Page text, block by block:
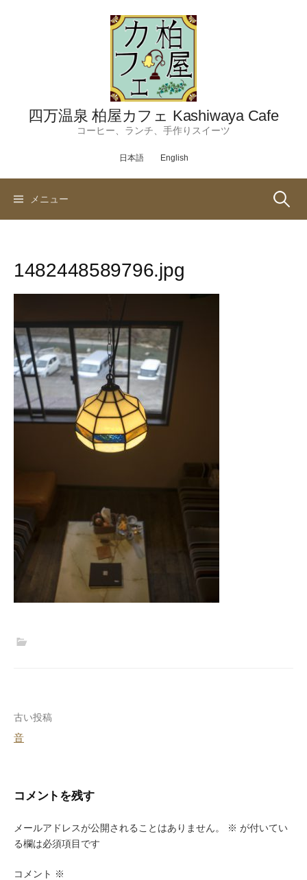
四万温泉 柏屋カフェ Kashiwaya Cafe
コーヒー、ランチ、手作りスイーツ
日本語 English
メニュー 検
1482448589796.jpg
投
稿
ビ
ゲ
ー
シ
古い投稿
音
コメントを残す
メールアドレスが公開されることはありません。 ※ が付いてい
る欄は必須項目です
コメント ※